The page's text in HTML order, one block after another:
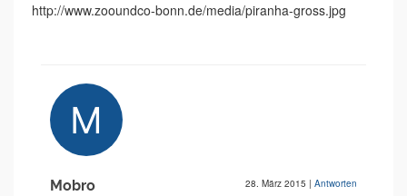
http://www.zooundco-bonn.de/media/piranha-gross.jpg
Mobro 28. März 2015 | Antworten